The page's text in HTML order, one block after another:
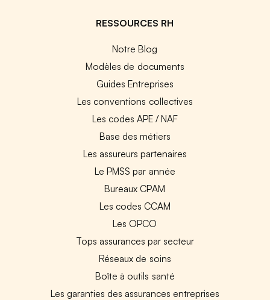
RESSOURCES RH
Notre Blog
Modèles de documents
Guides Entreprises
Les conventions collectives
Les codes APE / NAF
Base des métiers
Les assureurs partenaires
Le PMSS par année
Bureaux CPAM
Les codes CCAM
Les OPCO
Tops assurances par secteur
Réseaux de soins
Boîte à outils santé
Les garanties des assurances entreprises